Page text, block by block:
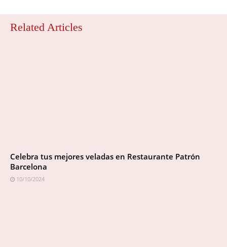
Related Articles
Celebra tus mejores veladas en Restaurante Patrón
Barcelona
10/10/2024